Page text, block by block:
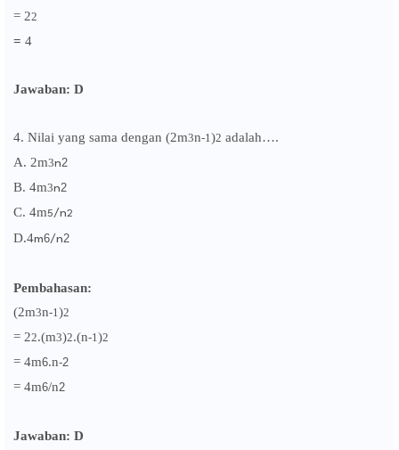
= 22
= 4
Jawaban: D
4. Nilai yang sama dengan (2m3n-1)2 adalah….
A. 2m3n2
B. 4m3n2
C. 4m5/n2
D.4m6/n2
Pembahasan:
(2m3n-1)2
= 22.(m3)2.(n-1)2
= 4m6.n-2
= 4m6/n2
Jawaban: D